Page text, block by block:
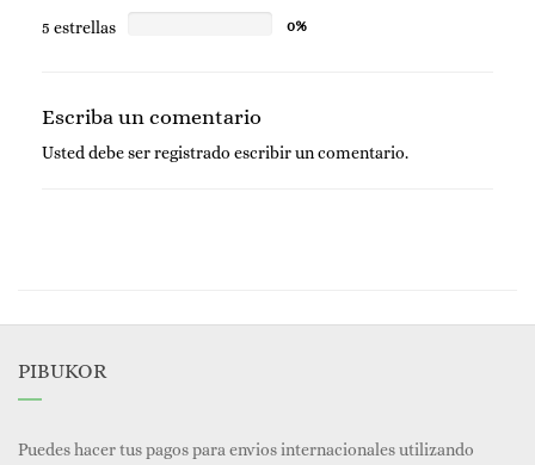
5 estrellas 0%
Escriba un comentario
Usted debe serregistrado escribir un comentario.
PIBUKOR
Puedes hacer tus pagos para envios internacionales utilizando